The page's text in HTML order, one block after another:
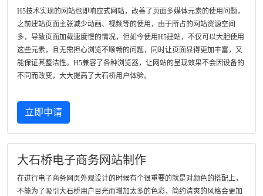
H5技术实现的网站也即响应式网站，改善了页面多媒体元素的使用问题，
之前建站页面主张减少动画、视频等的使用，由于所占的网站资源空间
多，导致页面加载速度慢的情况，但如今使用H5建站，不仅可以大胆使用
这些元素，且无需担心浏览不顺畅的问题，同时让页面显得更加丰富，又
能保证其整洁性。H5兼容了各种浏览器，让网站的呈现效果不会因设备的
不同而改变，大大提高了大石桥用户体验。
立即申请
大石桥电子商务网站制作
在进行电子商务网页外观设计的时候有个很重要的就是对颜色的搭配上，
不能为了吸引大石桥用户目光而增加太多的色彩，简约清爽的风格会更加